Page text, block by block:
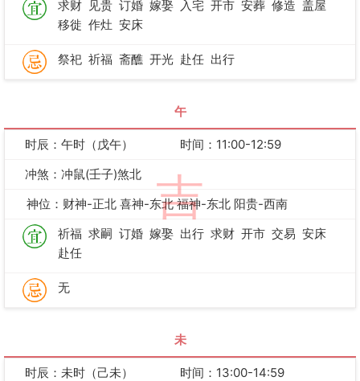
求财 见贵 订婚 嫁娶 入宅 开市 安葬 修造 盖屋
移徙 作灶 安床
祭祀 祈福 斋醮 开光 赴任 出行
午
吉
时辰：午时（戊午）
时间：11:00-12:59
冲煞：冲鼠(壬子)煞北
神位：财神-正北 喜神-东北 福神-东北 阳贵-西南
祈福 求嗣 订婚 嫁娶 出行 求财 开市 交易 安床
赴任
无
未
时辰：未时（己未）
时间：13:00-14:59